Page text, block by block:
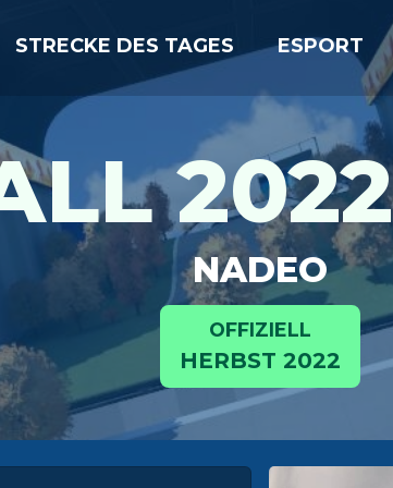
STRECKE DES TAGES ESPORT
NADEO
OFFIZIELL
HERBST 2022